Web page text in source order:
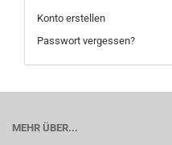
Konto erstellen
Passwort vergessen?
MEHR ÜBER...